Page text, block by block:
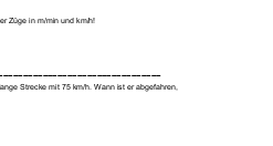
Züge in m/min und km/h!
Strecke mit 75 km/h. Wann ist er abgefahren,